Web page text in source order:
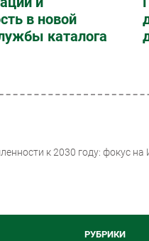
в новой
каталога
к 2030 году: фокус на
РУБРИКИ